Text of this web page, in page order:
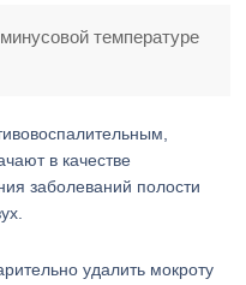
температуре
в качестве
заболеваний полости
удалить мокроту